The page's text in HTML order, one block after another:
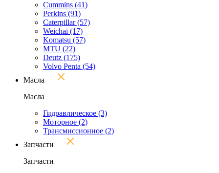
Cummins (41)
Perkins (91)
Caterpillar(57)
Weichai (17)
Komatsu (57)
MTU (22)
Deutz (175)
Volvo Penta (54)
Масла
Масла
Гидравлическое (3)
Моторное (2)
Трансмиссионное (2)
Запчасти
Запчасти